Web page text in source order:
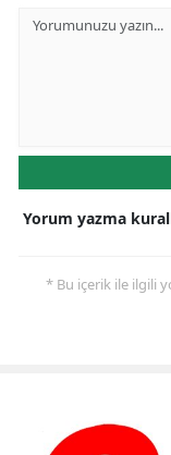
Yorum yazma
* Bu içerik ile ilgili